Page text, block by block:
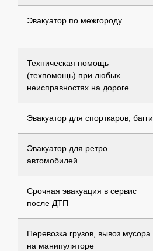
Эвакуатор по межгороду
Техническая помощь
(техпомощь) при любых
неисправностях на дороге
Эвакуатор для спорткаров, багги
Эвакуатор для ретро
автомобилей
Срочная эвакуация в сервис
после ДТП
Перевозка грузов, вывоз мусора
на манипуляторе